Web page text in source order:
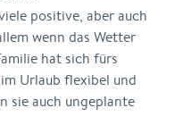
positive, aber auch
wenn das Wetter
hat sich fürs
Urlaub flexibel und
sie auch ungeplante